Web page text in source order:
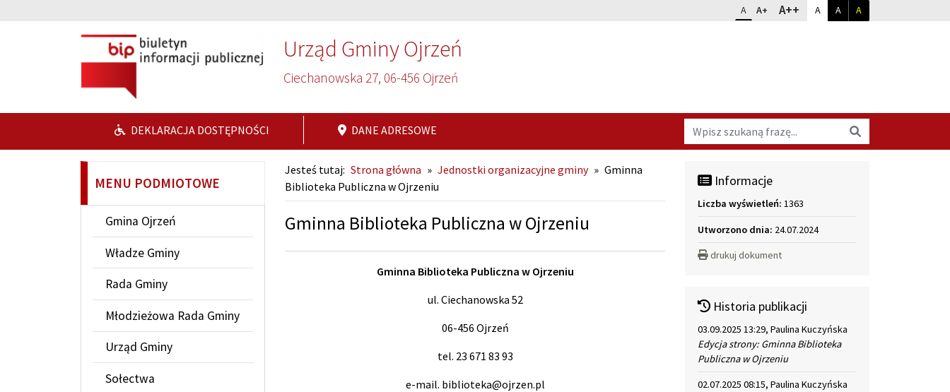
Zmień rozmiar czcionki
A rozmiar standardowy
A+ rozmiar powiększony
A++rozmiar największy
Dopasuj kontrast
A kontrast standardowy
A kontrast biały na czarnym
A
Urząd Gminy Ojrzeń
Ciechanowska 27, 06-456 Ojrzeń
DEKLARACJA DOSTĘPNOŚCI DANE ADRESOWE Wyszukaj na stronie
MENU PODMIOTOWE
Gmina Ojrzeń
Władze Gminy
Rada Gminy
Młodzieżowa Rada Gminy
Urząd Gminy
Sołectwa
Jesteś tutaj: Strona główna » Jednostki organizacyjne gminy » Gminna
Biblioteka Publiczna w Ojrzeniu
Gminna Biblioteka Publiczna w Ojrzeniu
Gminna Biblioteka Publiczna w Ojrzeniu
ul. Ciechanowska 52
06-456 Ojrzeń
tel. 23 671 83 93
e-mail. biblioteka@ojrzen.pl
Informacje
Liczba wyświetleń: 1363
Utworzono dnia: 24.07.2024
drukuj dokument
Historia publikacji
03.09.2025 13:29, Paulina Kuczyńska
Edycja strony: Gminna Biblioteka
Publiczna w Ojrzeniu
02.07.2025 08:15, Paulina Kuczyńska